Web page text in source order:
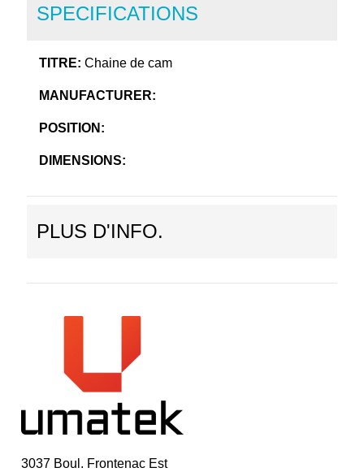
SPECIFICATIONS
TITRE:Chaine de cam
MANUFACTURER:
POSITION:
DIMENSIONS:
PLUS D'INFO.
3037 Boul. Frontenac Est